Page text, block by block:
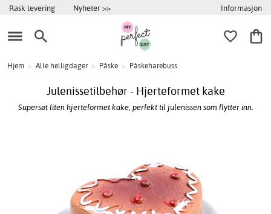
Rask levering Nyheter >> Informasjon
Hjem > Alle helligdager > Påske > Påskeharebuss
Julenissetilbehør - Hjerteformet kake
Supersøt liten hjerteformet kake, perfekt til julenissen som flytter inn.